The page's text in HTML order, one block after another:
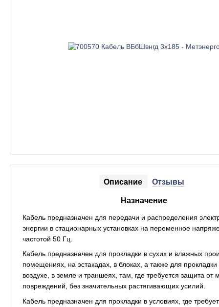
Описание Отзывы
Назначение
Кабель предназначен для передачи и распределения
энергии в стационарных установках на переменное
частотой 50 Гц.
Кабель предназначен для прокладки в сухих и влажных
помещениях, на эстакадах, в блоках, а также для
воздухе, в земле и траншеях, там, где требуется защита от
повреждений, без значительных растягивающих усилий.
Кабель предназначен для прокладки в условиях, где